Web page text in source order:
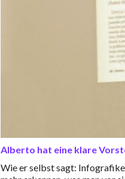
Alberto hat eine klare
Wie er selbst sagt: